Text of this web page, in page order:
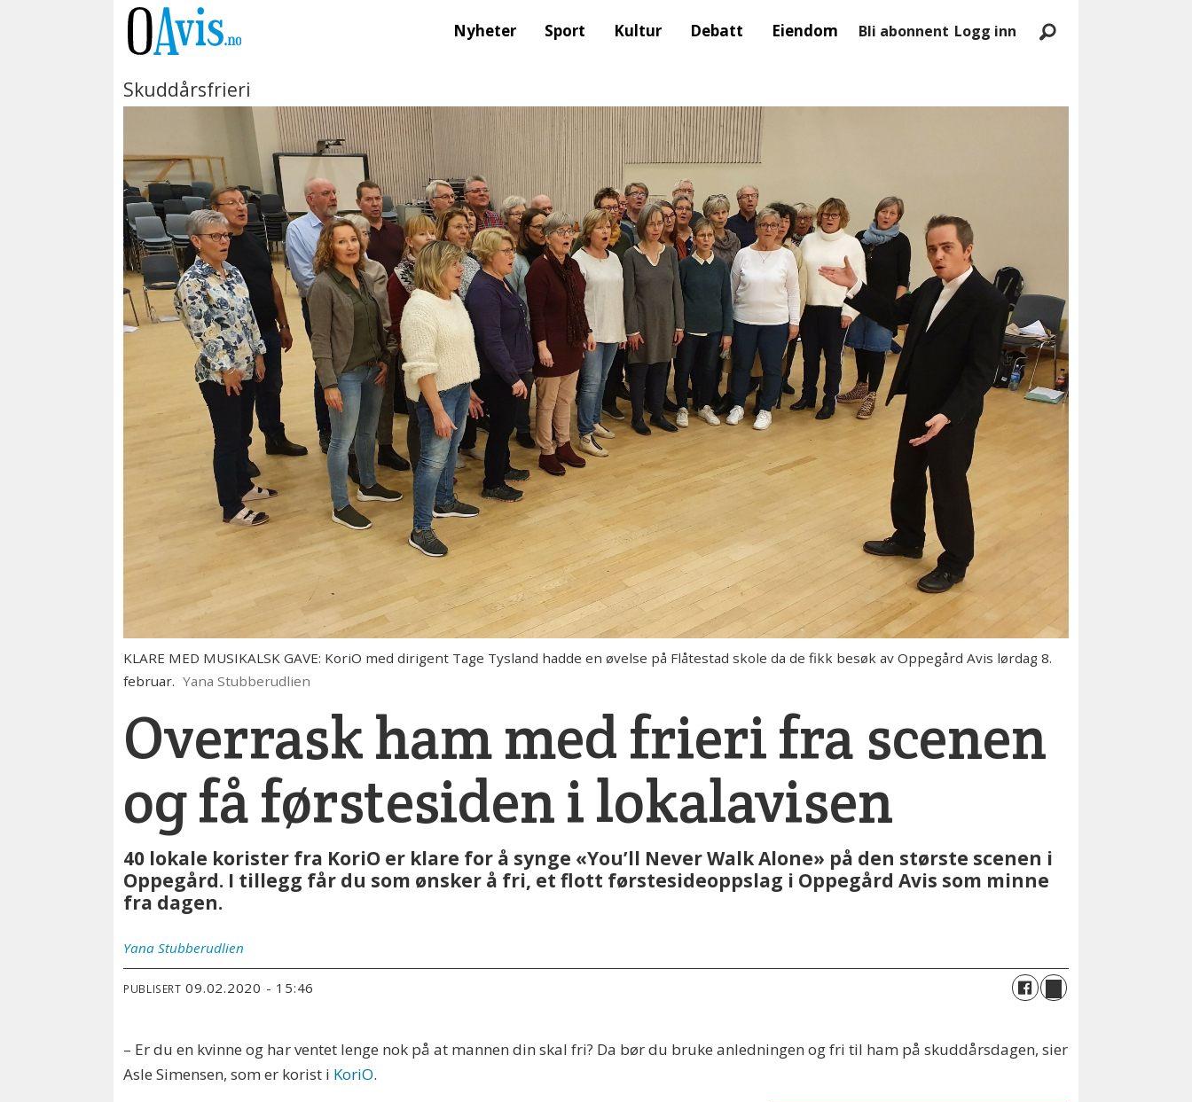
Nyheter Sport Kultur Debatt Eiendom Bli abonnent Logg inn
Skuddårsfrieri
KLARE MED MUSIKALSK GAVE: KoriO med dirigent Tage Tysland hadde en øvelse på Flåtestad skole da de fikk besøk av Oppegård Avis lørdag 8.
februar. Yana Stubberudlien
Overrask ham med frieri fra scenen
og få førstesiden i lokalavisen
40 lokale korister fra KoriO er klare for å synge «You’ll Never Walk Alone» på den største scenen i
Oppegård. I tillegg får du som ønsker å fri, et flott førstesideoppslag i Oppegård Avis som minne
fra dagen.
Yana Stubberudlien
PUBLISERT 09.02.2020 - 15:46
– Er du en kvinne og har ventet lenge nok på at mannen din skal fri? Da bør du bruke anledningen og fri til ham på skuddårsdagen, sier
Asle Simensen, som er korist i KoriO.